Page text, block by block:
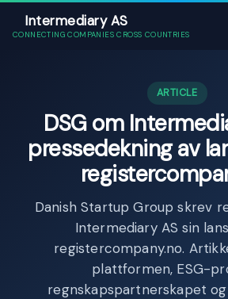
Intermediary AS
CONNECTING COMPANIES CROSS COUNTRIES
ARTICLE
DSG om
pressedekning av
Danish Startup Group skrev
Intermediary AS sin
registercompany.no.
plattformen, ESG-
regnskapspartnerskapet